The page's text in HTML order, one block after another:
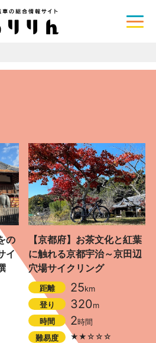
の
イ
【京都府】お茶文化と紅葉
に触れる京都宇治～京田辺
穴場サイクリング
距離 25km
登り
320m
時間
2時間
難易度
★★☆☆☆